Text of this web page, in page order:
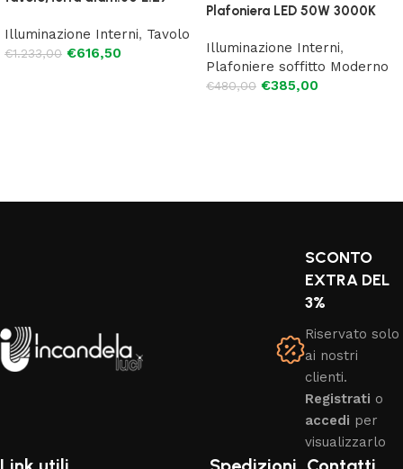
Illuminazione Interni, Tavolo
€1.233,00 €616,50
Plafoniera LED 50W 3000K
Illuminazione Interni,
Plafoniere soffitto Moderno
€480,00 €385,00
SCONTO
EXTRA DEL
3%
Riservato solo
ai nostri
clienti.
Registrati o
accedi per
visualizzarlo